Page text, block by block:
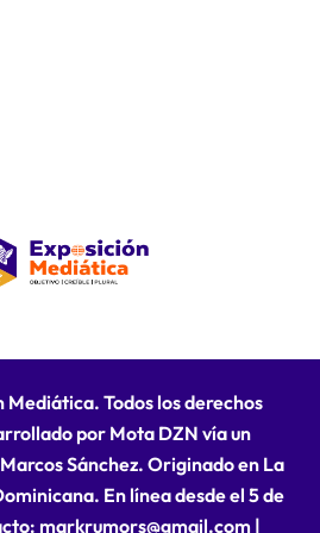
Todos los derechos
por Mota DZN vía un
Sánchez. Originado en La
En línea desde el 5 de
markrumors@gmail.com|